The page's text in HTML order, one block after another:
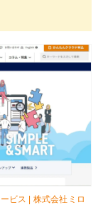
ビス | 株式会社ミロ